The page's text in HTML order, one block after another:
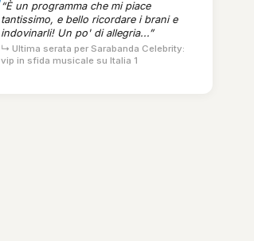
“È un programma che mi piace
tantissimo, e bello ricordare i brani e
indovinarli! Un po' di allegria...”
↳ Ultima serata per Sarabanda Celebrity:
vip in sfida musicale su Italia 1